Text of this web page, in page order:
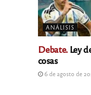
ANÁLISIS
Debate.Ley
cosas
6 de agosto de